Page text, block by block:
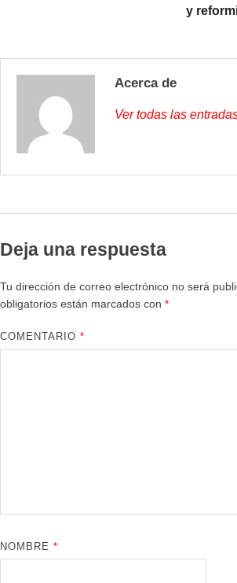
y
Acerca de
Ver todas las
Deja una respuesta
Tu dirección de correo electrónico no será
obligatorios están marcados con *
COMENTARIO*
NOMBRE*